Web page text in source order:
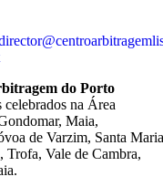
do Porto
na Área
Maia,
de Varzim, Santa Maria
Trofa, Vale de Cambra,